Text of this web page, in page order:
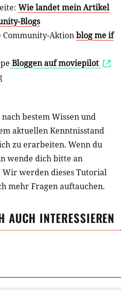
Wie landet mein Artikel
Blogs
Community-Aktionblog me if
Bloggen auf moviepilot
bestem Wissen und
aktuellen Kenntnisstand
zu erarbeiten. Wenn du
wende dich bitte an
Wir werden dieses Tutorial
mehr Fragen auftauchen.
AUCH INTERESSIEREN